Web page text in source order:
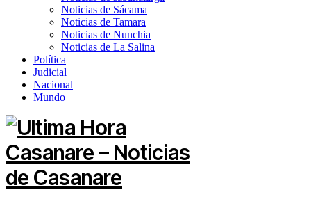
Noticias de Sácama
Noticias de Tamara
Noticias de Nunchia
Noticias de La Salina
Política
Judicial
Nacional
Mundo